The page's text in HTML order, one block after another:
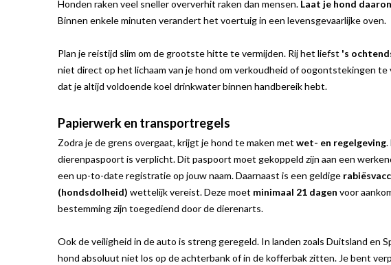
Honden raken veel sneller oververhit raken dan mensen. Laat je hond
Binnen enkele minuten verandert het voertuig in een levensgevaarlijke oven.
Plan je reistijd slim om de grootste hitte te vermijden. Rij het liefst 's
niet direct op het lichaam van je hond om verkoudheid of oogontstekingen te
dat je altijd voldoende koel drinkwater binnen handbereik hebt.
Papierwerk en transportregels
Zodra je de grens overgaat, krijgt je hond te maken met wet- en regelgeving.
dierenpaspoort is verplicht. Dit paspoort moet gekoppeld zijn aan een
een up-to-date registratie op jouw naam. Daarnaast is een geldige
(hondsdolheid) wettelijk vereist. Deze moet minimaal 21 dagen voor
bestemming zijn toegediend door de dierenarts.
Ook de veiligheid in de auto is streng geregeld. In landen zoals Duitsland en
hond absoluut niet los op de achterbank of in de kofferbak zitten. Je bent